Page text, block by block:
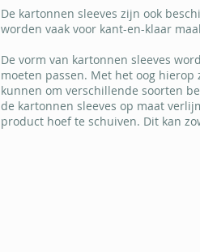
De kartonnen sleeves zijn ook
worden vaak voor kant-en-klaar
De vorm van kartonnen sleeves
moeten passen. Met het oog
kunnen om verschillende soorten
de kartonnen sleeves op maat
product hoef te schuiven. Dit kan